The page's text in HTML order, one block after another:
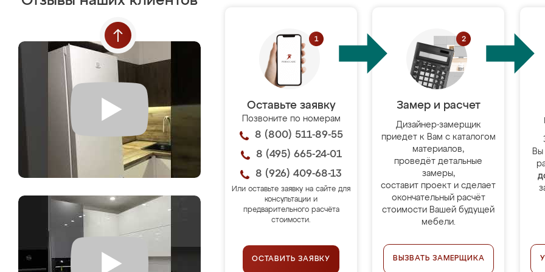
Оставьте заявку
Позвоните по номерам
8 (800) 511-89-55
8 (495) 665-24-01
8 (926) 409-68-13
Или оставьте заявку на сайте для
консультации и
предварительного расчёта
стоимости.
ОСТАВИТЬ ЗАЯВКУ
Замер и расчет
Дизайнер-замерщик
приедет к Вам с каталогом
материалов,
проведёт детальные
замеры,
составит проект и сделает
окончательный расчёт
стоимости Вашей будущей
мебели.
ВЫЗВАТЬ ЗАМЕРЩИКА
Вы